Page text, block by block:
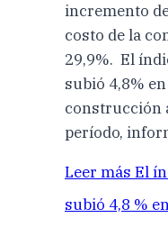
incremento
costo de la
29,9%. El
subió 4,8%
construcción
período,
Leer más El
subió 4,8 %